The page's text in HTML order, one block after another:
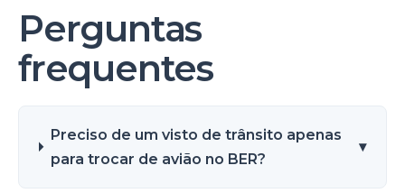
Perguntas
frequentes
Preciso de um visto de trânsito apenas
para trocar de avião no BER?
▾